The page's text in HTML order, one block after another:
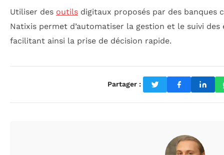
Utiliser des outils digitaux proposés par des banques
Natixis permet d’automatiser la gestion et le suivi
facilitant ainsi la prise de décision rapide.
Partager :